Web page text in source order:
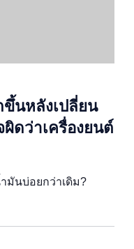
นหลังเปลี่ยน
ผิดว่าเครื่องยนต์
มันบ่อยกว่าเดิม?